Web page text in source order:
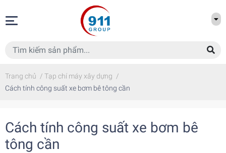
Trang chủ / Tạp chí máy xây dựng /
Cách tính công suất xe bơm bê tông cần
Cách tính công suất xe bơm bê
tông cần